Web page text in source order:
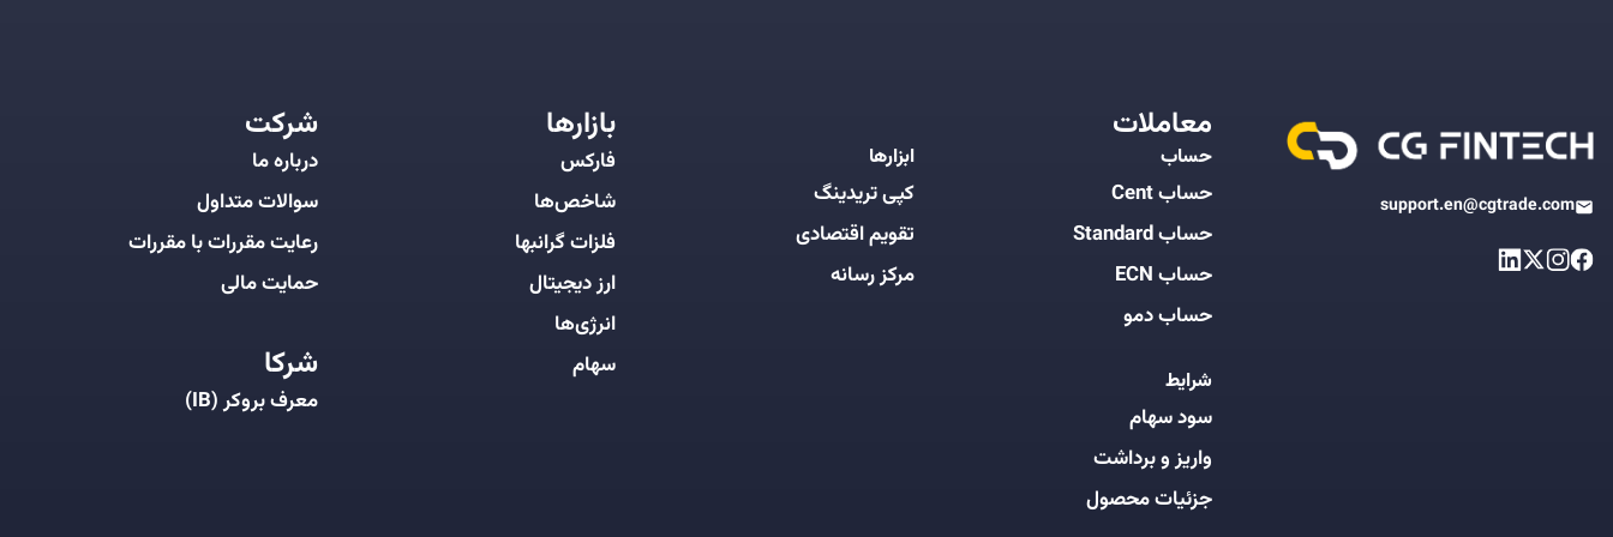
support.en@cgtrade.com
معاملات
حساب
حساب Cent
حساب Standard
حساب ECN
حساب دمو
شرایط
سود سهام
واریز و برداشت
جزئیات محصول
ابزارها
کپی تریدینگ
تقویم اقتصادی
مرکز رسانه
بازارها
فارکس
شاخص‌ها
فلزات گرانبها
ارز دیجیتال
انرژی‌ها
سهام
شرکت
درباره ما
سوالات متداول
رعایت مقررات با مقررات
حمایت مالی
شرکا
معرف بروکر (IB)